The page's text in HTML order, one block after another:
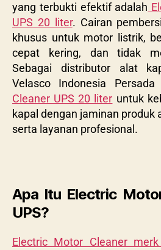
yang terbukti efektif adalah
UPS 20 liter. Cairan
khusus untuk motor listrik,
cepat kering, dan tidak
Sebagai distributor alat
Velasco Indonesia Persada
Cleaner UPS 20 liter untuk
kapal dengan jaminan produk
serta layanan profesional.
Apa Itu Electric
UPS?
Electric Motor Cleaner merk